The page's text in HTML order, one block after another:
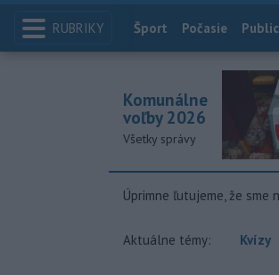
RUBRIKY Index
Šport Počasie
Komunálne
voľby 2026
Všetky správy
Úprimne ľutujeme, že
Aktuálne témy: Kvízy